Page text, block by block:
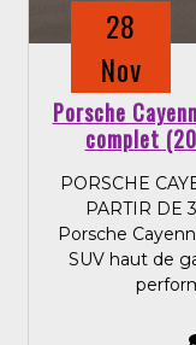
28
Nov
Porsche
complet
PORSCHE
PARTIR DE
Porsche
SUV haut de